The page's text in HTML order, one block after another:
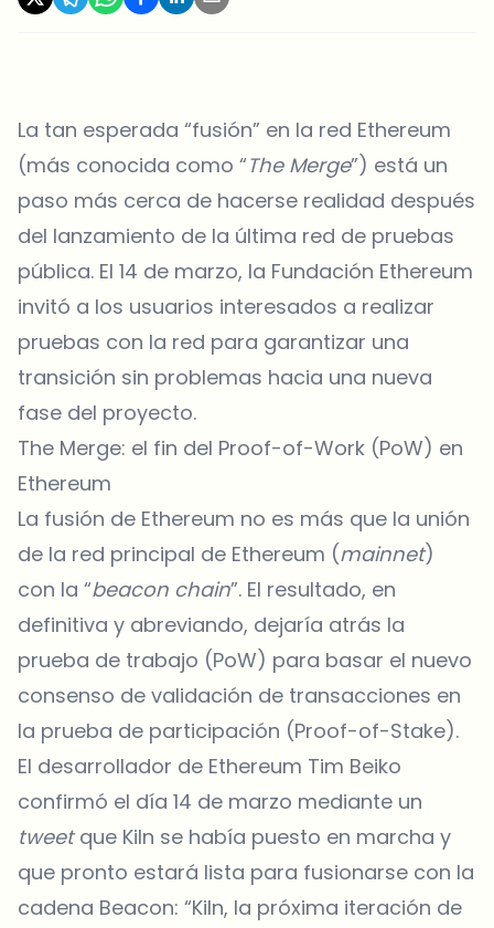
La tan esperada “fusión” en la red Ethereum
(más conocida como “The Merge”) está un
paso más cerca de hacerse realidad después
del lanzamiento de la última red de pruebas
pública. El 14 de marzo, la Fundación Ethereum
invitó a los usuarios interesados a realizar
pruebas con la red para garantizar una
transición sin problemas hacia una nueva
fase del proyecto.
The Merge: el fin del Proof-of-Work (PoW) en
Ethereum
La fusión de Ethereum no es más que la unión
de la red principal de Ethereum (mainnet)
con la “beacon chain”. El resultado, en
definitiva y abreviando, dejaría atrás la
prueba de trabajo (PoW) para basar el nuevo
consenso de validación de transacciones en
la prueba de participación (Proof-of-Stake).
El desarrollador de Ethereum Tim Beiko
confirmó el día 14 de marzo mediante un
tweetque Kiln se había puesto en marcha y
que pronto estará lista para fusionarse con la
cadena Beacon: “Kiln, la próxima iteración de